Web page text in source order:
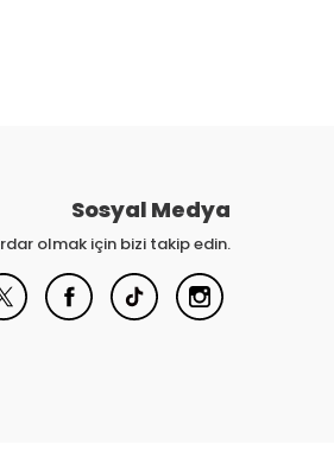
Sosyal Medya
olmak için bizi takip edin.